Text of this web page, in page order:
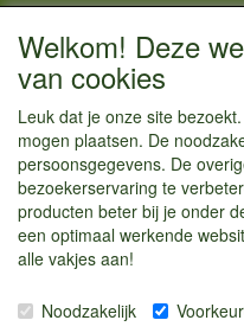
Vestigingsadres:
Hoofdweg 36
1433 JW Kudelstaart
info@kamperenenzo.nl
Tel : 06 125 82 112
Handelend onder
KvK nummer : 70477329
Welkom! Deze
van cookies
Leuk dat je onze site
mogen plaatsen. De
persoonsgegevens. De
bezoekerservaring te
producten beter bij je onder
een optimaal werkende
alle vakjes aan!
Noodzakelijk